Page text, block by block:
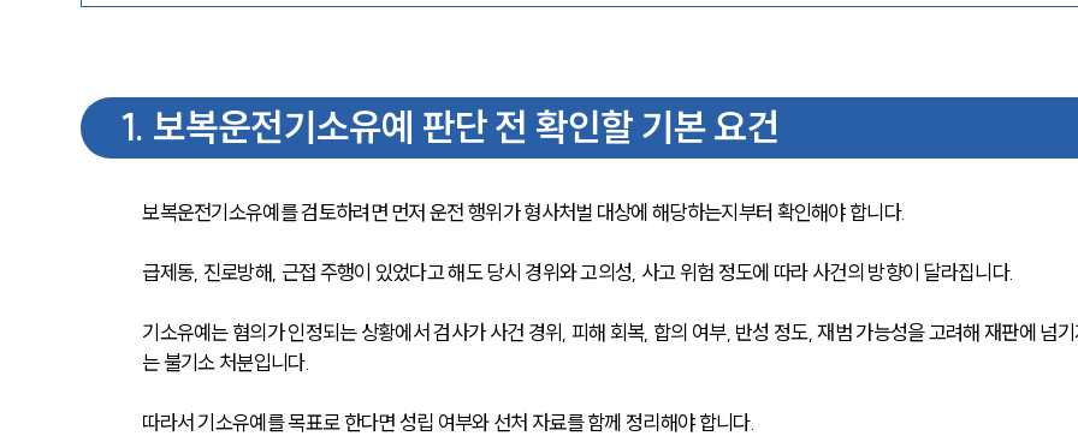
1. 보복운전기소유예 판단 전 확인할 기본 요건
보복운전기소유예를 검토하려면 먼저 운전 행위가 형사처벌 대상에 해당하는지부터 확인해야 합니다.
급제동, 진로방해, 근접 주행이 있었다고 해도 당시 경위와 고의성, 사고 위험 정도에 따라 사건의 방향이 달라집니다.
기소유예는 혐의가 인정되는 상황에서 검사가 사건 경위, 피해 회복, 합의 여부, 반성 정도, 재범 가능성을 고려해 재판에 넘
는 불기소 처분입니다.
따라서 기소유예를 목표로 한다면 성립 여부와 선처 자료를 함께 정리해야 합니다.